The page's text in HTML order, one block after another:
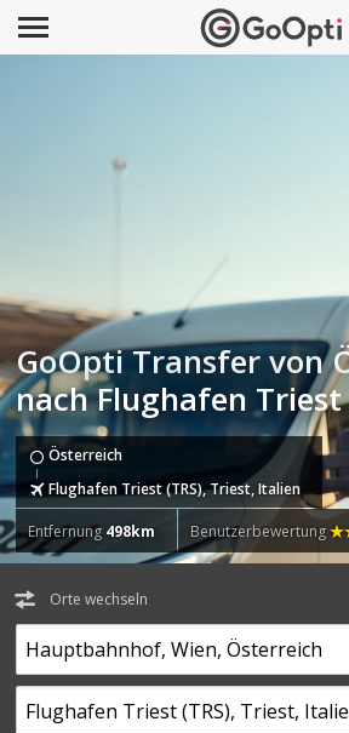
GoOpti Transfer von
nach Flughafen Triest
Österreich
Flughafen Triest (TRS), Triest, Italien
Entfernung 498km Benutzerbewertung
Orte wechseln